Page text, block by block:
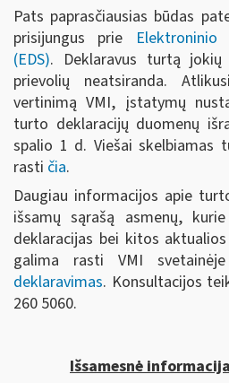
Pats paprasčiausias būdas
prisijungus prie
(EDS). Deklaravus turtą jokių
prievolių neatsiranda.
vertinimą VMI, įstatymų
turto deklaracijų duomenų
spalio 1 d. Viešai skelbiamas
rasti čia.
Daugiau informacijos apie
išsamų sąrašą asmenų,
deklaracijas bei kitos
galima rasti VMI
deklaravimas. Konsultacijos
260 5060.
Išsamesnė